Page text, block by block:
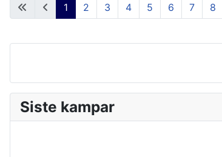
1 2 3 4 5 6 7 8
Siste kampar